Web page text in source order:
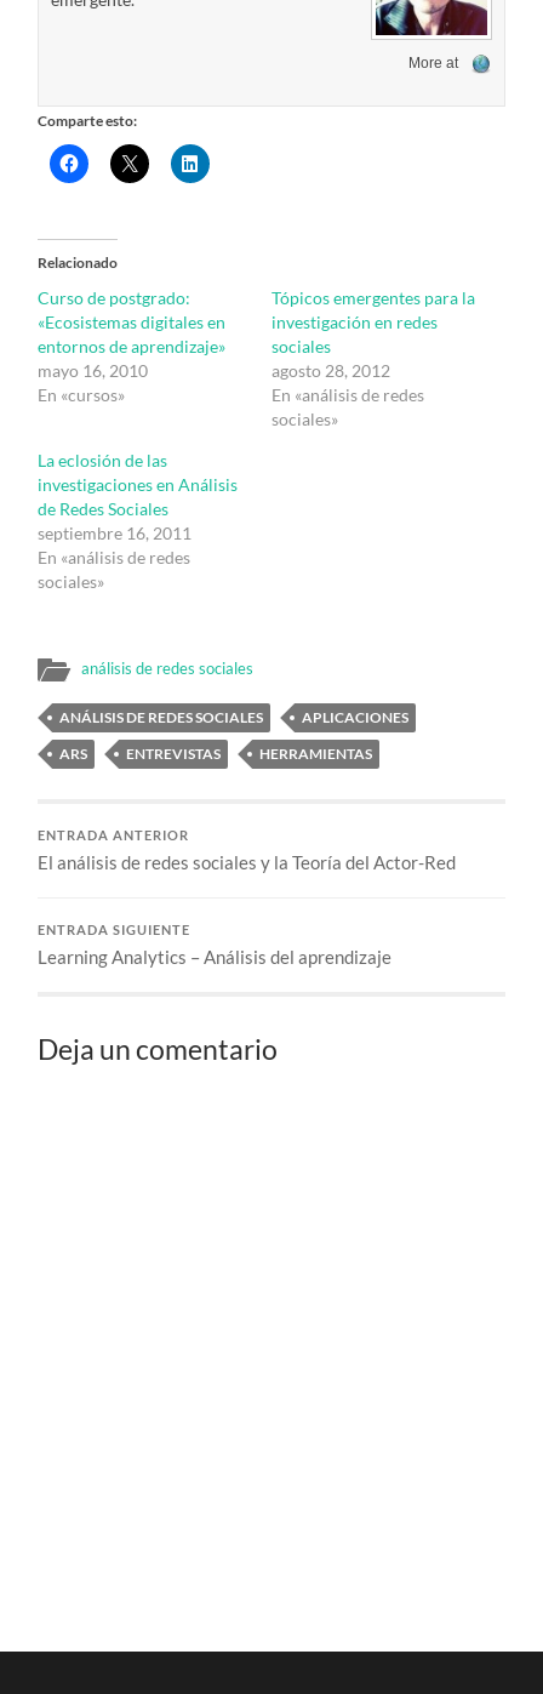
More at
Comparte esto:
Relacionado
Curso de postgrado:
«Ecosistemas digitales en
entornos de aprendizaje»
mayo 16, 2010
En «cursos»
Tópicos emergentes para la
investigación en redes
sociales
agosto 28, 2012
En «análisis de redes
sociales»
La eclosión de las
investigaciones en Análisis
de Redes Sociales
septiembre 16, 2011
En «análisis de redes
sociales»
análisis de redes sociales
ANÁLISIS DE REDES SOCIALES
APLICACIONES
ARS
ENTREVISTAS HERRAMIENTAS
ENTRADA ANTERIOR
El análisis de redes sociales y la Teoría del Actor-Red
ENTRADA SIGUIENTE
Learning Analytics – Análisis del aprendizaje
Deja un comentario